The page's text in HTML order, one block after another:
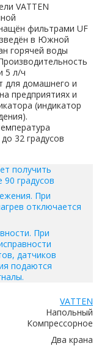
VATTEN
фильтрами UF
в Южной
горячей воды
5 л/ч
для домашнего и
предприятиях и
(индикатор
32 градусов
получить
градусов
При
отключается
При
датчиков
подаются
VATTEN
Напольный
Компрессорное
Два крана